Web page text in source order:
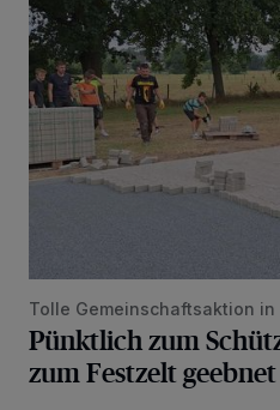
Tolle Gemeinschaftsaktion
Pünktlich zum
zum Festzelt geebnet